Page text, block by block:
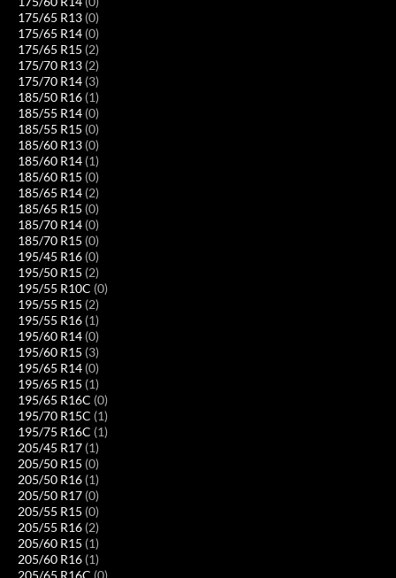
175/65 R13 (0)
175/65 R14 (0)
175/65 R15 (2)
175/70 R13 (2)
175/70 R14 (3)
185/50 R16 (1)
185/55 R14 (0)
185/55 R15 (0)
185/60 R13 (0)
185/60 R14 (1)
185/60 R15 (0)
185/65 R14 (2)
185/65 R15 (0)
185/70 R14 (0)
185/70 R15 (0)
195/45 R16 (0)
195/50 R15 (2)
195/55 R10C (0)
195/55 R15 (2)
195/55 R16 (1)
195/60 R14 (0)
195/60 R15 (3)
195/65 R14 (0)
195/65 R15 (1)
195/65 R16C (0)
195/70 R15C (1)
195/75 R16C (1)
205/45 R17 (1)
205/50 R15 (0)
205/50 R16 (1)
205/50 R17 (0)
205/55 R15 (0)
205/55 R16 (2)
205/60 R15 (1)
205/60 R16 (1)